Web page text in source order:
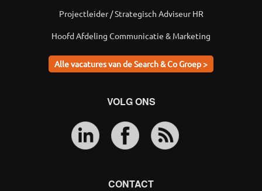
Projectleider / Strategisch Adviseur HR
Hoofd Afdeling Communicatie & Marketing
Alle vacatures van de Search & Co Groep >
VOLG ONS
CONTACT